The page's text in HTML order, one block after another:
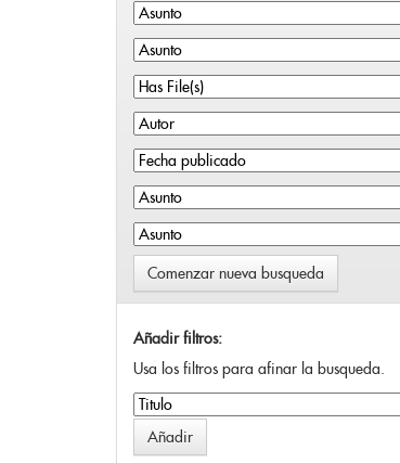
Comenzar nueva busqueda
Añadir filtros:
Usa los filtros para afinar la busqueda.